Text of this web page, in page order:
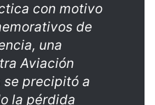
con motivo
de
una
Aviación
precipitó a
la pérdida